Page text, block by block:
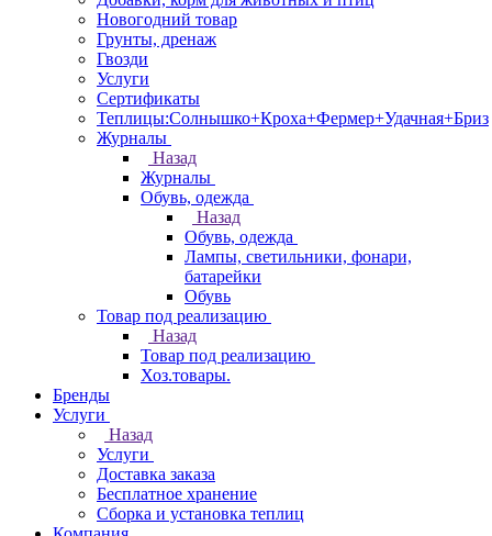
Новогодний товар
Грунты, дренаж
Гвозди
Услуги
Сертификаты
Теплицы:Солнышко+Кроха+Фермер+Удачная+Бриз
Журналы
Назад
Журналы
Обувь, одежда
Назад
Обувь, одежда
Лампы, светильники, фонари,
батарейки
Обувь
Товар под реализацию
Назад
Товар под реализацию
Хоз.товары.
Бренды
Услуги
Назад
Услуги
Доставка заказа
Бесплатное хранение
Сборка и установка теплиц